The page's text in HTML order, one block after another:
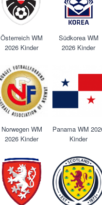
Österreich WM
2026 Kinder
Südkorea WM
2026 Kinder
Norwegen WM
2026 Kinder
Panama WM
Kinder